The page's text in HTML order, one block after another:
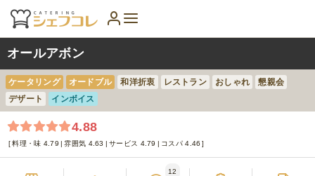
オールアボン
ケータリング オードブル 和洋折衷 レストラン おしゃれ
懇親会
デザート
インボイス
4.88
料理・味 4.79 雰囲気 4.63 サービス 4.79 コスパ 4.46
12